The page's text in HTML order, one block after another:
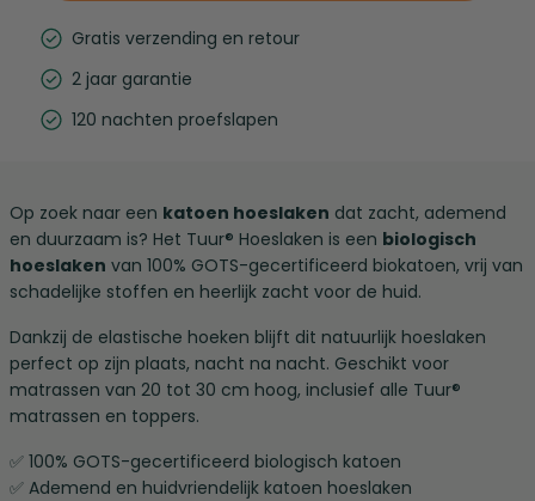
Gratis verzending en retour
2 jaar garantie
120 nachten proefslapen
Op zoek naar een katoen hoeslaken dat zacht, ademend
en duurzaam is? Het Tuur® Hoeslaken is een biologisch
hoeslaken van 100% GOTS-gecertificeerd biokatoen, vrij van
schadelijke stoffen en heerlijk zacht voor de huid.
Dankzij de elastische hoeken blijft dit natuurlijk hoeslaken
perfect op zijn plaats, nacht na nacht. Geschikt voor
matrassen van 20 tot 30 cm hoog, inclusief alle Tuur®
matrassen en toppers.
✅ 100% GOTS-gecertificeerd biologisch katoen
✅ Ademend en huidvriendelijk katoen hoeslaken